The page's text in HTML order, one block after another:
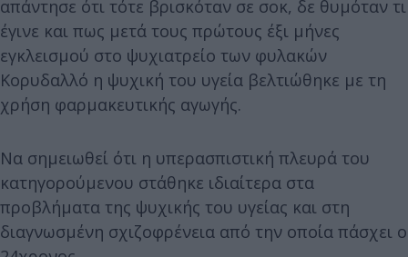
απάντησε ότι τότε βρισκόταν σε σοκ, δε θυμόταν τι
έγινε και πως μετά τους πρώτους έξι μήνες
εγκλεισμού στο ψυχιατρείο των φυλακών
Κορυδαλλό η ψυχική του υγεία βελτιώθηκε με τη
χρήση φαρμακευτικής αγωγής.
Να σημειωθεί ότι η υπερασπιστική πλευρά του
κατηγορούμενου στάθηκε ιδιαίτερα στα
προβλήματα της ψυχικής του υγείας και στη
διαγνωσμένη σχιζοφρένεια από την οποία πάσχει ο